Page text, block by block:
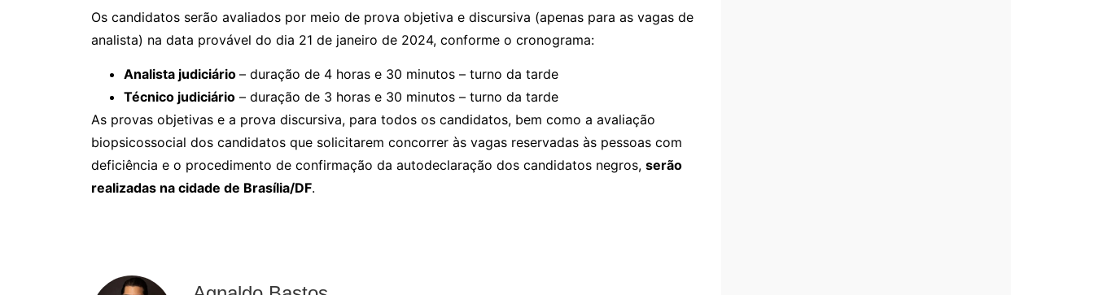
Os candidatos serão avaliados por meio de prova objetiva e discursiva (apenas para as vagas de
analista) na data provável do dia 21 de janeiro de 2024, conforme o cronograma:
Analista judiciário – duração de 4 horas e 30 minutos – turno da tarde
Técnico judiciário – duração de 3 horas e 30 minutos – turno da tarde
As provas objetivas e a prova discursiva, para todos os candidatos, bem como a avaliação
biopsicossocial dos candidatos que solicitarem concorrer às vagas reservadas às pessoas com
deficiência e o procedimento de confirmação da autodeclaração dos candidatos negros, serão
realizadas na cidade de Brasília/DF.